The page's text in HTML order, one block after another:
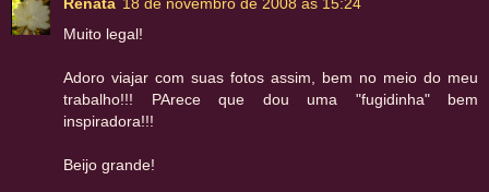
Muito legal!
Adoro viajar com suas fotos assim, bem no meio do meu
trabalho!!! PArece que dou uma "fugidinha" bem
inspiradora!!!
Beijo grande!